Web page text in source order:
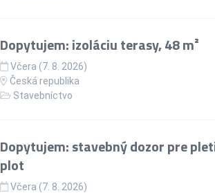
Dopytujem: izoláciu terasy, 48 m²
Včera (7. 8. 2026)
Česká republika
Stavebníctvo
Dopytujem: stavebný dozor pre
plot
Včera (7. 8. 2026)